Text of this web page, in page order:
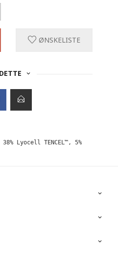
ØNSKELISTE
Lyocell TENCEL™, 5%